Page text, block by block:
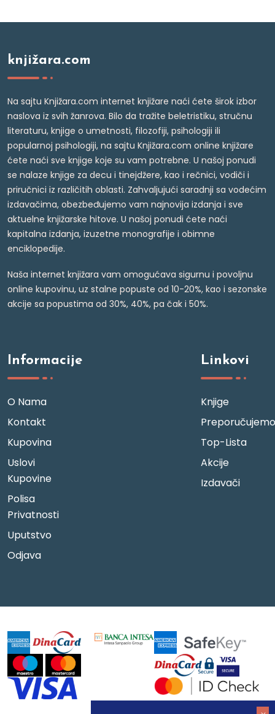
knjižara.com
Na sajtu Knjižara.com internet knjižare naći ćete širok izbor
naslova iz svih žanrova. Bilo da tražite beletristiku, stručnu
literaturu, knjige o umetnosti, filozofiji, psihologiji ili
popularnoj psihologiji, na sajtu Knjižara.com online knjižare
ćete naći sve knjige koje su vam potrebne. U našoj ponudi
se nalaze knjige za decu i tinejdžere, kao i rečnici, vodiči i
priručnici iz različitih oblasti. Zahvaljujući saradnji sa vodećim
izdavačima, obezbeđujemo vam najnovija izdanja i sve
aktuelne knjižarske hitove. U našoj ponudi ćete naći
kapitalna izdanja, izuzetne monografije i obimne
enciklopedije.
Naša internet knjižara vam omogućava sigurnu i povoljnu
online kupovinu, uz stalne popuste od 10-20%, kao i sezonske
akcije sa popustima od 30%, 40%, pa čak i 50%.
Informacije
O Nama
Kontakt
Kupovina
Uslovi
Kupovine
Polisa
Privatnosti
Uputstvo
Odjava
Linkovi
Knjige
Preporučujemo
Top-Lista
Akcije
Izdavači